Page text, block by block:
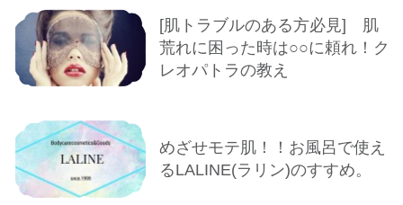
[肌トラブルのある方必見] 肌
荒れに困った時は○○に頼れ！ク
レオパトラの教え
めざせモテ肌！！お風呂で使え
るLALINE(ラリン)のすすめ。